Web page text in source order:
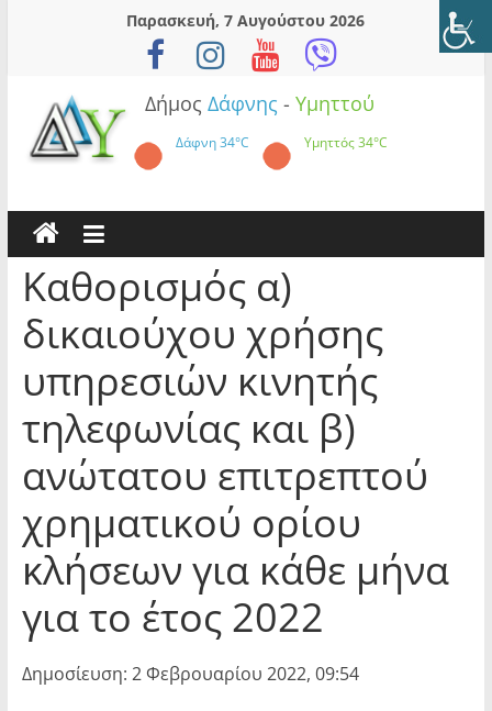
Παρασκευή, 7 Αυγούστου 2026
Δήμος Δάφνης - Υμηττού
Δάφνη34°C Υμηττός34°C
Καθορισμός α)
δικαιούχου χρήσης
υπηρεσιών κινητής
τηλεφωνίας και β)
ανώτατου επιτρεπτού
χρηματικού ορίου
κλήσεων για κάθε μήνα
για το έτος 2022
Δημοσίευση: 2 Φεβρουαρίου 2022, 09:54